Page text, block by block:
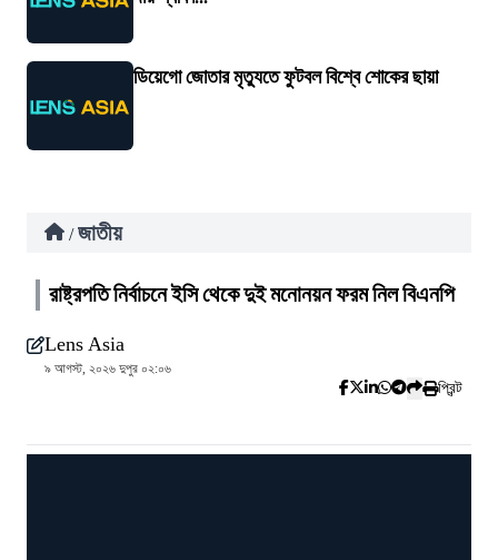
ডিয়েগো জোতার মৃত্যুতে ফুটবল বিশ্বে শোকের ছায়া
/ জাতীয়
রাষ্ট্রপতি নির্বাচনে ইসি থেকে দুই মনোনয়ন ফরম নিল বিএনপি
Lens Asia
৯ আগস্ট, ২০২৬ দুপুর ০২:০৬
প্রিন্ট